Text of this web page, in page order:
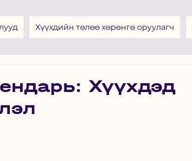
Хүүхдийн төлөө хөрөнгө оруулагч
Хүүхдэд